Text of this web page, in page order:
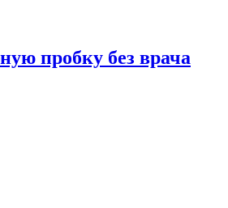
пробку без врача